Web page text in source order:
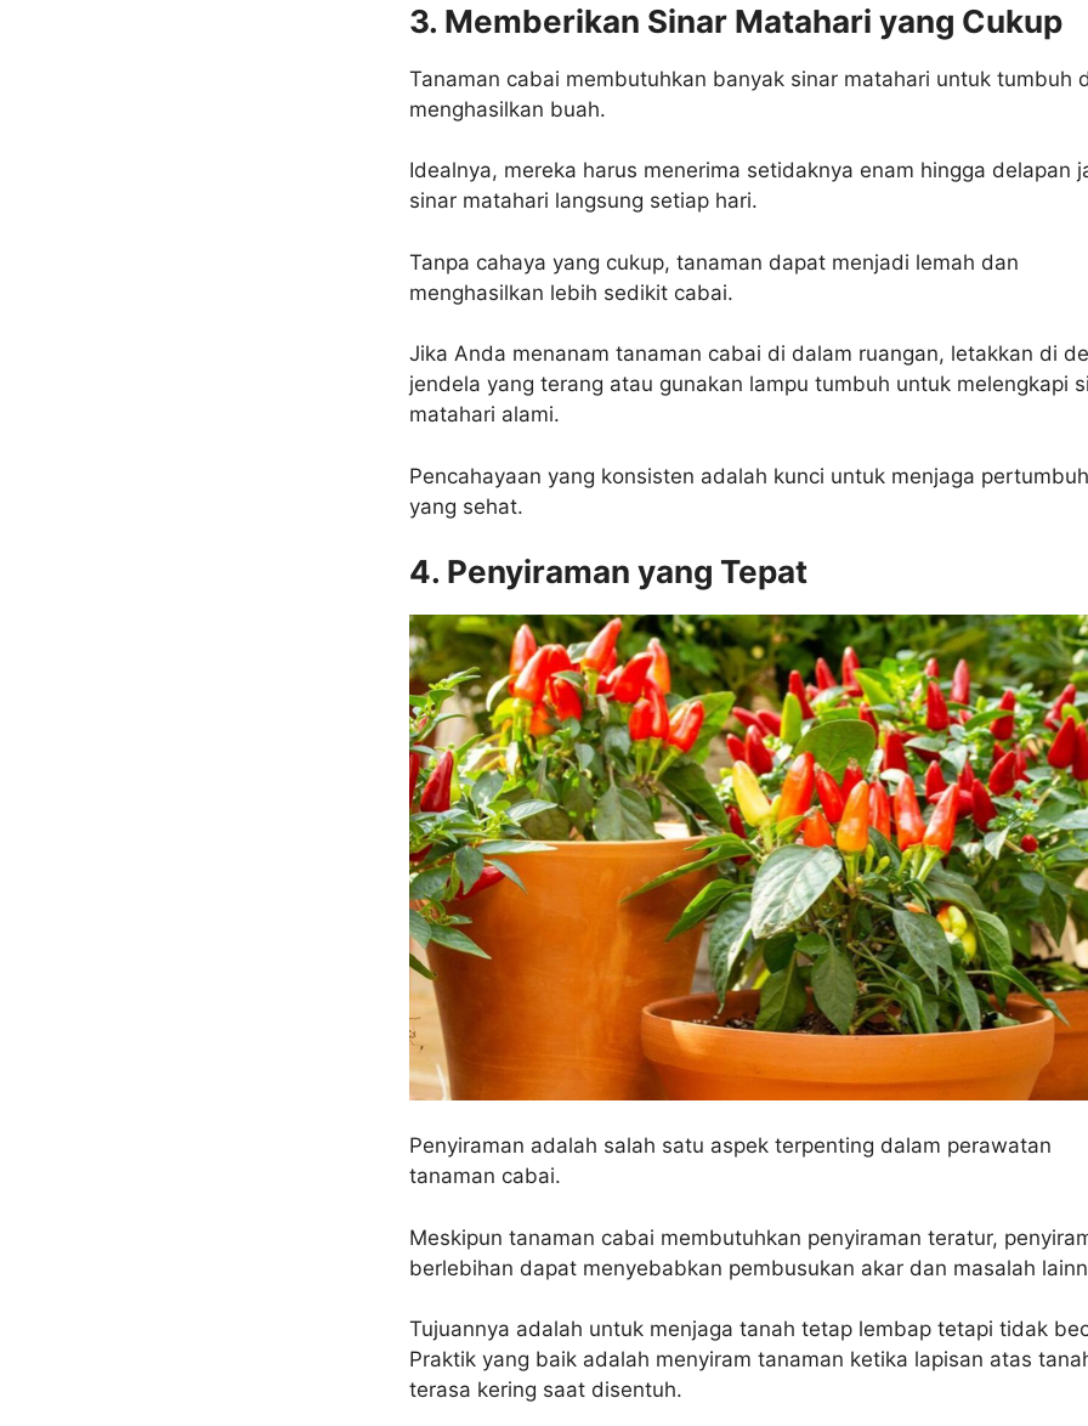
3. Memberikan Sinar Matahari yang Cukup
Tanaman cabai membutuhkan banyak sinar matahari untuk tumbuh
menghasilkan buah.
Idealnya, mereka harus menerima setidaknya enam hingga delapan
sinar matahari langsung setiap hari.
Tanpa cahaya yang cukup, tanaman dapat menjadi lemah dan
menghasilkan lebih sedikit cabai.
Jika Anda menanam tanaman cabai di dalam ruangan, letakkan di
jendela yang terang atau gunakan lampu tumbuh untuk melengkapi
matahari alami.
Pencahayaan yang konsisten adalah kunci untuk menjaga
yang sehat.
4. Penyiraman yang Tepat
Penyiraman adalah salah satu aspek terpenting dalam perawatan
tanaman cabai.
Meskipun tanaman cabai membutuhkan penyiraman teratur,
berlebihan dapat menyebabkan pembusukan akar dan masalah
Tujuannya adalah untuk menjaga tanah tetap lembap tetapi tidak
Praktik yang baik adalah menyiram tanaman ketika lapisan atas
terasa kering saat disentuh.